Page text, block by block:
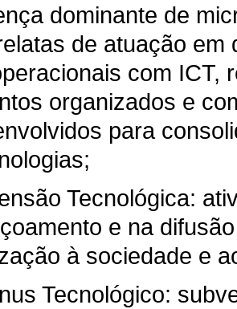
dominante de
de atuação
com ICT,
organizados e
para
Tecnológica:
e na
à sociedade e
Tecnológico: